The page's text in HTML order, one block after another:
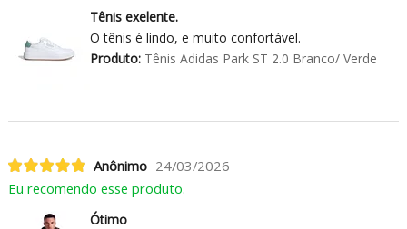
Tênis exelente.
O tênis é lindo, e muito confortável.
Produto:Tênis Adidas Park ST 2.0 Branco/ Verde
Anônimo 24/03/2026
Eu recomendo esse produto.
Ótimo